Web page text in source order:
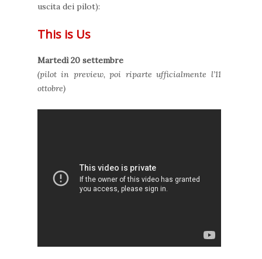
uscita dei pilot):
This is Us
Martedì 20 settembre
(pilot in preview, poi riparte ufficialmente l’11
ottobre)